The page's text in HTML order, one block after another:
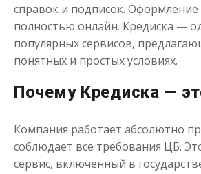
Займы безработным
Сумма
Срок от 5
Получить
справок и подписок. Оформление
полностью онлайн. Кредиска —
популярных сервисов,
понятных и простых условиях.
Почему Кредиска —
Компания работает абсолютно
соблюдает все требования ЦБ.
сервис, включённый в